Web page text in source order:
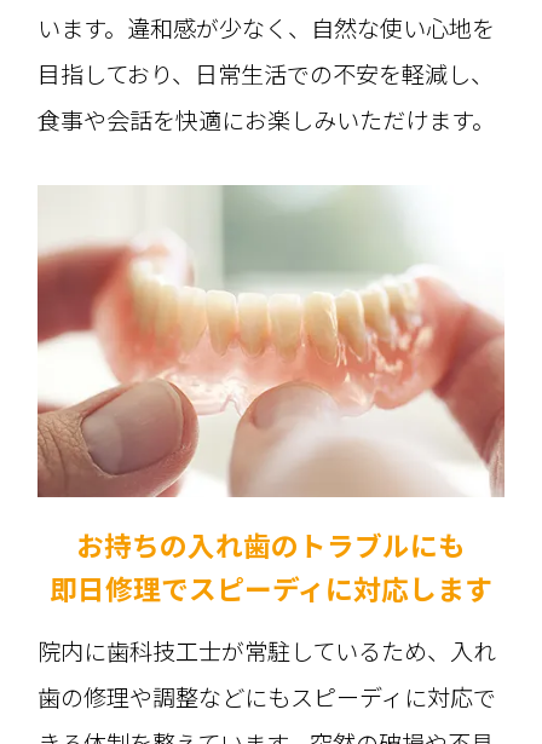
います。違和感が少なく、自然な使い心地を
目指しており、日常生活での不安を軽減し、
食事や会話を快適にお楽しみいただけます。
お持ちの入れ歯のトラブルにも
即日修理でスピーディに対応します
院内に歯科技工士が常駐しているため、入れ
歯の修理や調整などにもスピーディに対応で